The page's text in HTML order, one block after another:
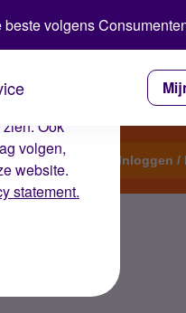
op de
Ook
volgen,
website.
statement.
beste volgens
een topic Inloggen /